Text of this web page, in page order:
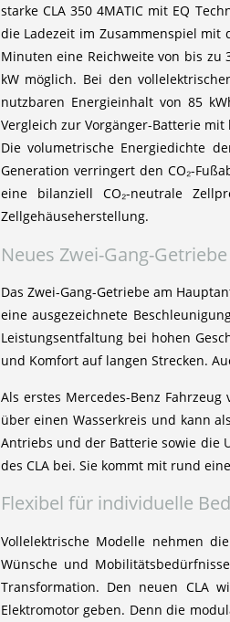
starke CLA 350 4MATIC mit EQ
die Ladezeit im Zusammenspiel mit
Minuten eine Reichweite von bis zu
kW möglich. Bei den
nutzbaren Energieinhalt von 85
Vergleich zur Vorgänger-Batterie
Die volumetrische Energiedichte
Generation verringert den CO₂-
eine bilanziell CO₂-neutrale
Zellgehäuseherstellung.
Neues Zwei-Gang-
Das Zwei-Gang-Getriebe am
eine ausgezeichnete
Leistungsentfaltung bei hohen
und Komfort auf langen Strecken.
Als erstes Mercedes-Benz Fahrzeug
über einen Wasserkreis und kann
Antriebs und der Batterie sowie die
des CLA bei. Sie kommt mit rund
Flexibel für individuelle
Vollelektrische Modelle nehmen
Wünsche und
Transformation. Den neuen CLA
Elektromotor geben. Denn die